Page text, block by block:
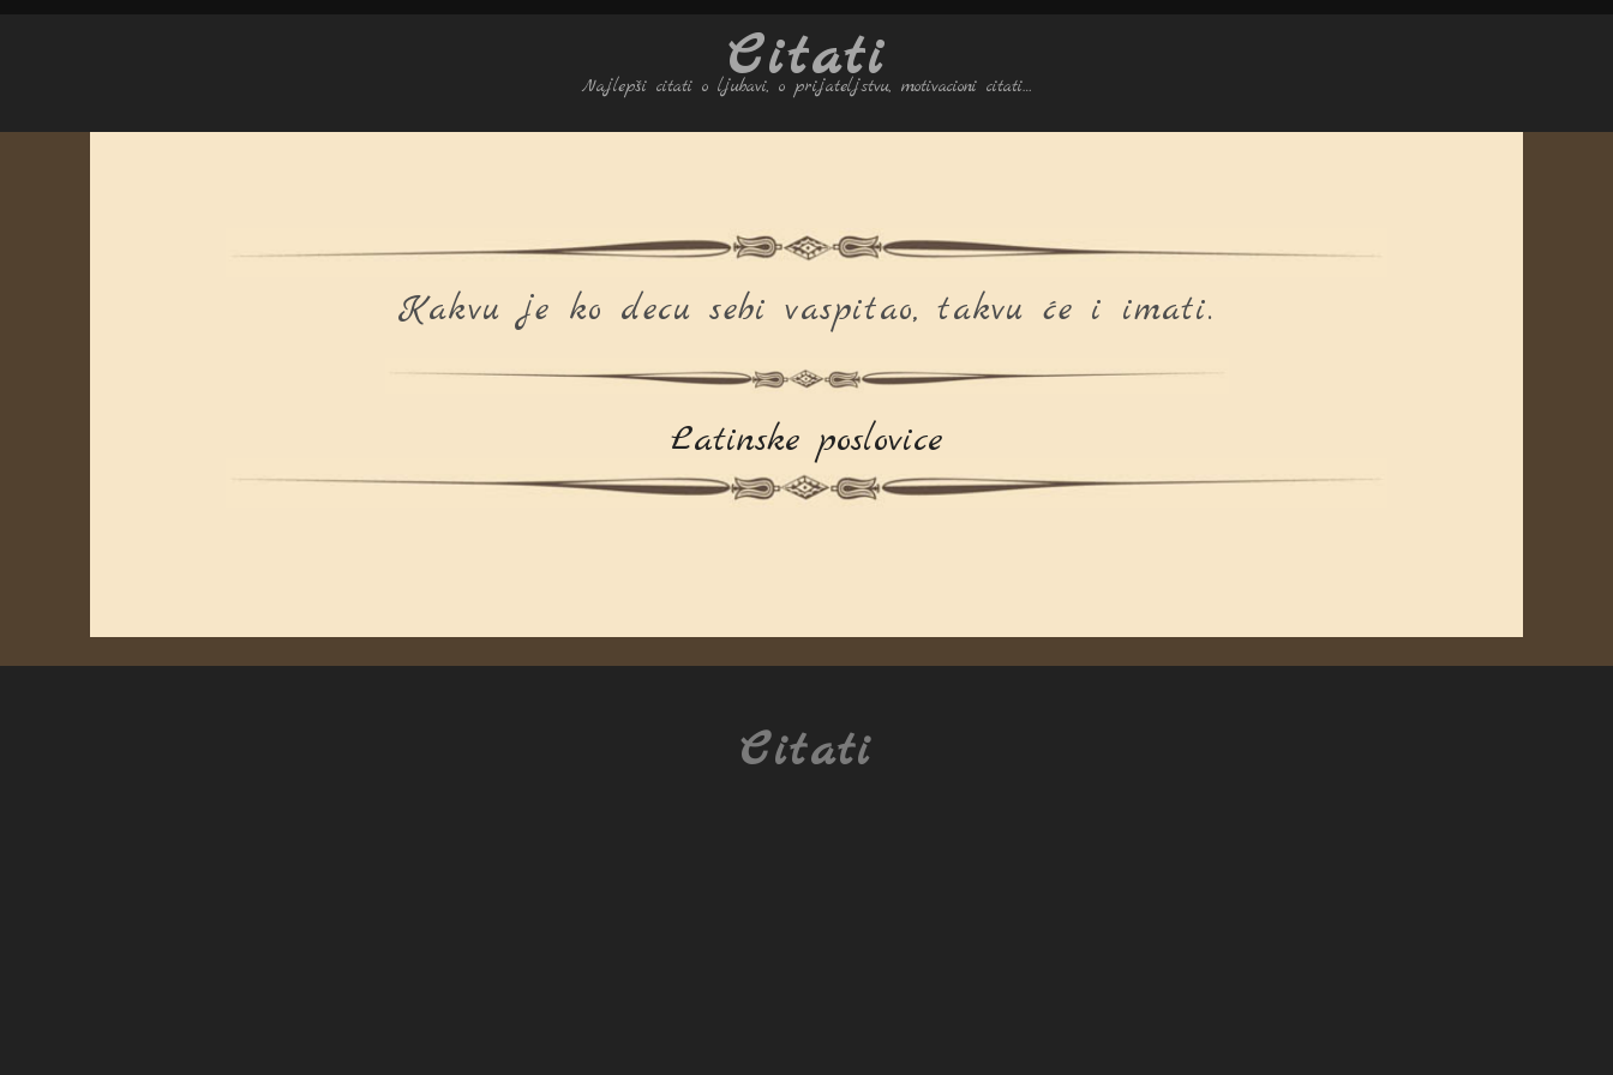
Citati
Najlepši citati o ljubavi, o prijateljstvu, motivacioni citati…
Kakvu je ko decu sebi vaspitao, takvu će i imati.
Latinske poslovice
Citati